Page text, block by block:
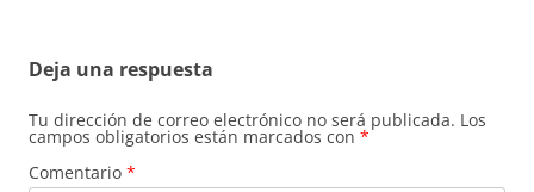
Deja una respuesta
Tu dirección de correo electrónico no será publicada. Los
campos obligatorios están marcados con *
Comentario *